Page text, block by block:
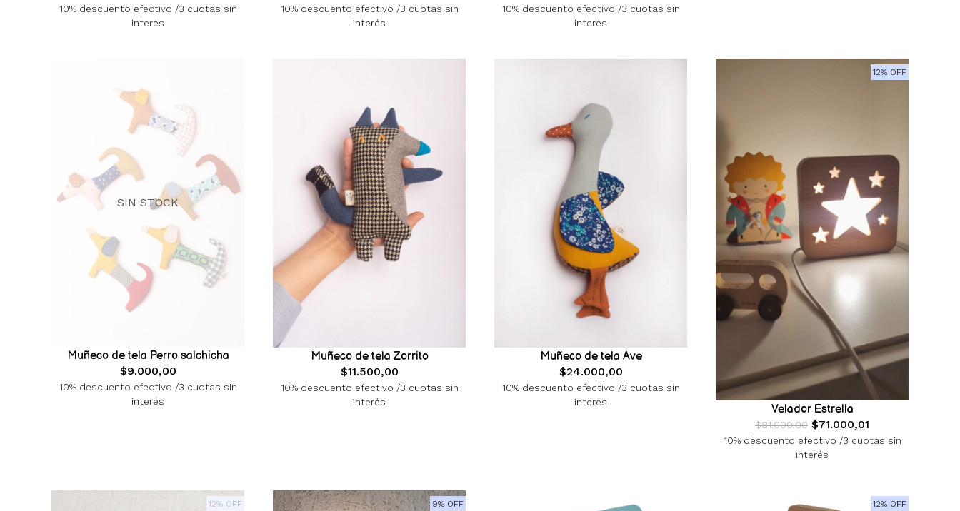
10% descuento efectivo /3 cuotas sin
interés
10% descuento efectivo /3 cuotas sin
interés
10% descuento efectivo /3 cuotas sin
interés
SIN STOCK
Muñeco de tela Perro salchicha
$9.000,00
10% descuento efectivo /3 cuotas sin
interés
Muñeco de tela Zorrito
$11.500,00
10% descuento efectivo /3 cuotas sin
interés
Muñeco de tela Ave
$24.000,00
10% descuento efectivo /3 cuotas sin
interés
12% OFF
Velador Estrella
$81.000,00 $71.000,01
10% descuento efectivo /3 cuotas sin
interés
12% OFF 9% OFF 12% OFF